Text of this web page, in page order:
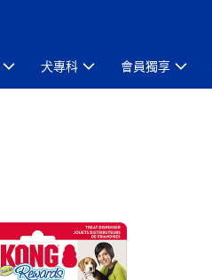
犬專科 會員獨享